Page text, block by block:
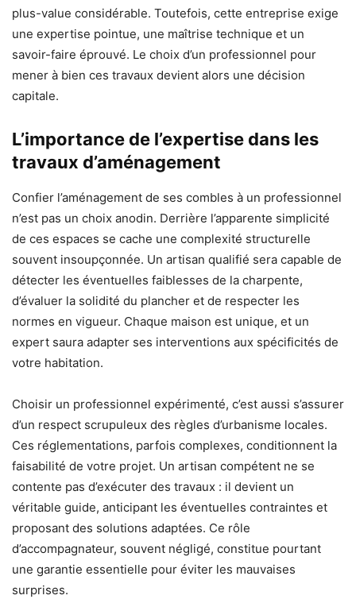
plus-value considérable. Toutefois, cette entreprise exige
une expertise pointue, une maîtrise technique et un
savoir-faire éprouvé. Le choix d’un professionnel pour
mener à bien ces travaux devient alors une décision
capitale.
L’importance de l’expertise dans les
travaux d’aménagement
Confier l’aménagement de ses combles à un professionnel
n’est pas un choix anodin. Derrière l’apparente simplicité
de ces espaces se cache une complexité structurelle
souvent insoupçonnée. Un artisan qualifié sera capable de
détecter les éventuelles faiblesses de la charpente,
d’évaluer la solidité du plancher et de respecter les
normes en vigueur. Chaque maison est unique, et un
expert saura adapter ses interventions aux spécificités de
votre habitation.
Choisir un professionnel expérimenté, c’est aussi s’assurer
d’un respect scrupuleux des règles d’urbanisme locales.
Ces réglementations, parfois complexes, conditionnent la
faisabilité de votre projet. Un artisan compétent ne se
contente pas d’exécuter des travaux : il devient un
véritable guide, anticipant les éventuelles contraintes et
proposant des solutions adaptées. Ce rôle
d’accompagnateur, souvent négligé, constitue pourtant
une garantie essentielle pour éviter les mauvaises
surprises.